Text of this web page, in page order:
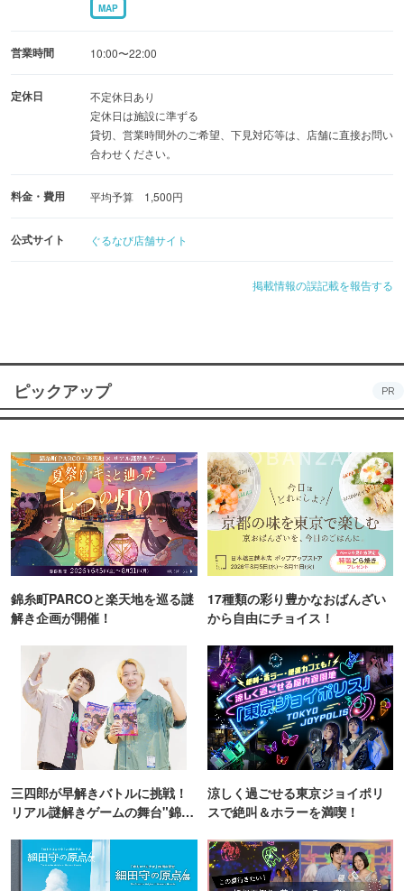
※仕入れ価格により、メニュー価格が変更になる場合がご
ざいます。
MAP
営業時間 10:00〜22:00
定休日
不定休日あり
定休日は施設に準ずる
貸切、営業時間外のご希望、下見対応等は、店舗に直接お問い
合わせください。
料金・費用 平均予算 1,500円
公式サイト ぐるなび店舗サイト
掲載情報の誤記載を報告する
ピックアップ PR
錦糸町PARCOと楽天地を巡る謎
解き企画が開催！
17種類の彩り豊かなおばんざい
から自由にチョイス！
三四郎が早解きバトルに挑戦！
リアル謎解きゲームの舞台"錦糸
涼しく過ごせる東京ジョイポリ
スで絶叫＆ホラーを満喫！